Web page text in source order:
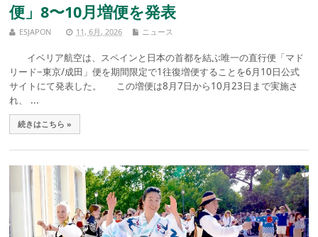
便」8〜10月増便を発表
ESJAPON 11, 6月, 2026 ニュース
イベリア航空は、スペインと日本の首都を結ぶ唯一の直行便「マド
リード−東京/成田」便を期間限定で1往復増便することを6月10日公式
サイトにて発表した。 この増便は8月7日から10月23日まで実施さ
れ、 ...
続きはこちら »